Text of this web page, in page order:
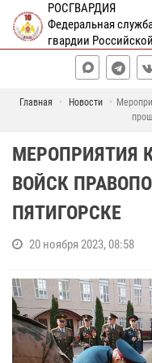
РОСГВАРДИЯ
Федеральная
гвардии
Главная Новости
МЕРОПРИЯТИЯ
ВОЙСК
ПЯТИГОРСКЕ
20 ноября 2023, 08:58